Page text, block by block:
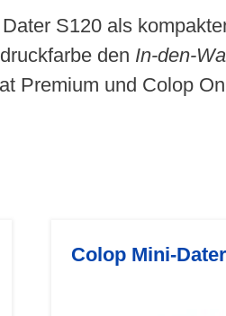
S120 als
den In-den-
Premium und Colop
Colop Mini-